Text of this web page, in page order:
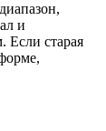
и
Если старая